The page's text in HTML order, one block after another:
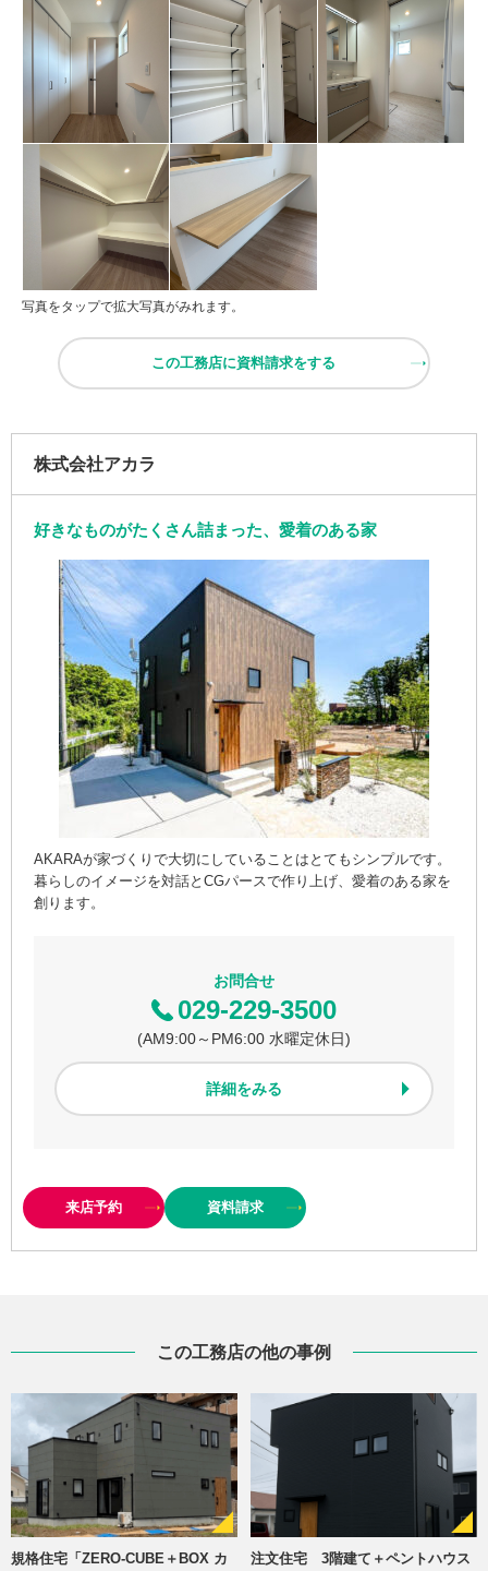
写真をタップで拡大写真がみれます。
この工務店に資料請求をする
株式会社アカラ
好きなものがたくさん詰まった、愛着のある家
AKARAが家づくりで大切にしていることはとてもシンプルです。
暮らしのイメージを対話とCGパースで作り上げ、愛着のある家を
創ります。
お問合せ
029-229-3500
(AM9:00～PM6:00 水曜定休日)
詳細をみる
資料請求
来店予約
この工務店の他の事例
規格住宅「ZERO-CUBE＋BOX カ
注文住宅 3階建て＋ペントハウス